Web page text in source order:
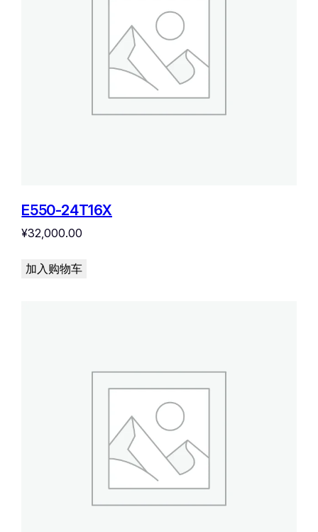
E550-24T16X
¥32,000.00
加入购物车